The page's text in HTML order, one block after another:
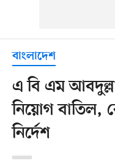
বাংলাদেশ
এ বি এম
নিয়োগ বাতিল,
নির্দেশ